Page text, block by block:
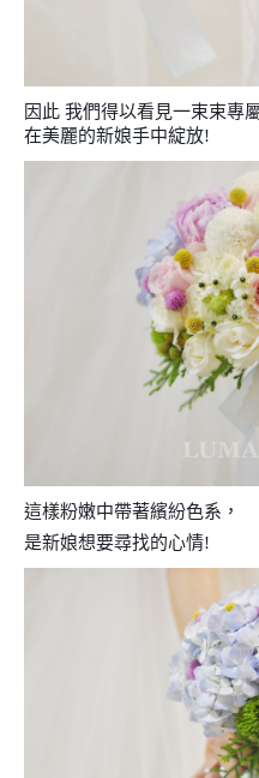
因此 我們得以看見一束束專
在美麗的新娘手中綻放!
這樣粉嫩中帶著繽紛色系，
是新娘想要尋找的心情!